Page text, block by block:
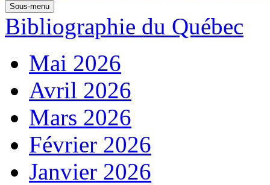
Sous-menu
Bibliographie du Québec
Mai 2026
Avril 2026
Mars 2026
Février 2026
Janvier 2026